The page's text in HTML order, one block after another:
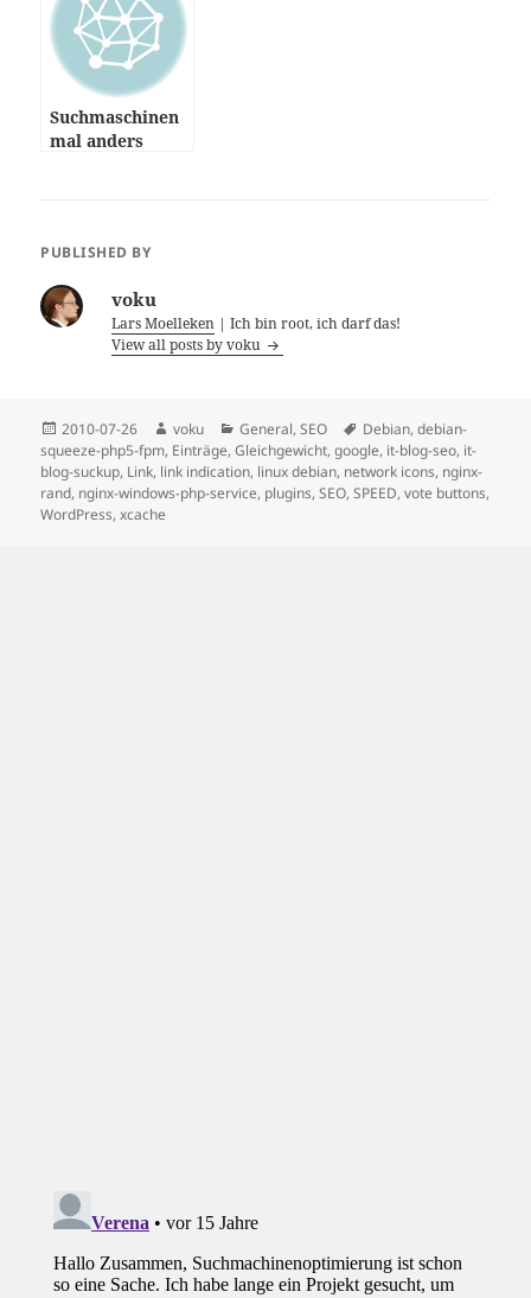
Suchmaschinen
mal anders
PUBLISHED BY
voku
Lars Moelleken | Ich bin root, ich darf das!
View all posts by voku
Posted
on
2010-07-26 Author
voku Categories
General,SEO Tags
Debian,debian-
squeeze-php5-fpm, Einträge,Gleichgewicht,google, it-blog-seo, it-
blog-suckup, Link, link indication, linux debian, network icons, nginx-
rand, nginx-windows-php-service, plugins,SEO,SPEED,vote buttons,
WordPress,xcache